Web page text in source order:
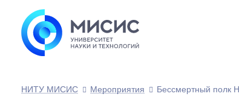
НИТУ МИСИС
Мероприятия Бессмертный полк